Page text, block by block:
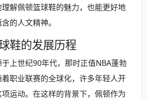
解佩顿篮球鞋的魅力，也能更好地
的人文精神。
鞋的发展历程
上世纪90年代，那时正值NBA蓬勃
职业联赛的全球化，许多年轻人开
运动。在这样的背景下，佩顿作为